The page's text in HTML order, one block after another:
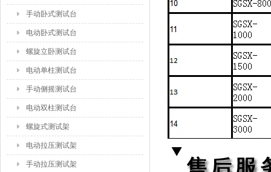
手动卧式测试台
电动卧式测试台
螺旋立卧测试台
电动单柱测试台
手动侧摇测试台
电动双柱测试台
螺旋式测试架
电动拉压测试架
手动拉压测试架